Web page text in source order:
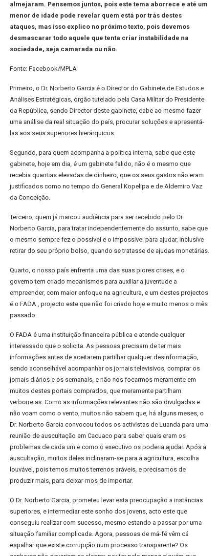
almejaram. Pensemos juntos, pois este tema aborrece e até um
menor de idade pode revelar quem está por trás destes
ataques, mas isso explico no próximo texto, pois devemos
desmascarar todo aquele que tenta criar instabilidade na
sociedade, seja camarada ou não.
Fonte: Facebook/MPLA
Primeiro, o Dr. Norberto Garcia é o Director do Gabinete de Estudos e
Análises Estratégicas, órgão tutelado pela Casa Militar do Presidente
da República, sendo Director deste gabinete, cabe ao mesmo fazer
uma análise da real situação do país, procurar soluções e apresentá-
las aos seus superiores hierárquicos.
Segundo, para quem acompanha a política interna, sabe que este
gabinete, hoje em dia, é um gabinete falido, não é o mesmo que
recebia quantias elevadas de dinheiro, que os seus gastos não eram
justificados como no tempo do General Kopelipa e de Aldemiro Vaz
da Conceição.
Terceiro, quem já marcou audiência para ser recebido pelo Dr.
Norberto Garcia, para tratar independentemente do assunto, sabe que
o mesmo sempre fez o possível e o impossível para ajudar, inclusive
retirar do seu próprio bolso, quando se tratasse de ajudas monetárias.
Quarto, o nosso país enfrenta uma das suas piores crises, e o
governo tem criado mecanismos para auxiliar a juventude a
empreender, com maior enfoque na agricultura, e um destes projectos
é o FADA , projecto este que não foi criado hoje e muito menos o mês
passado.
O FADA é uma instituição financeira pública e atende qualquer
interessado que o solicita. As pessoas precisam de ter mais
informações antes de aceitarem partilhar qualquer desinformação,
sendo aconselhável acompanhar os jornais televisivos, comprar os
jornais diários e os semanais, e não nos focarmos meramente em
muitos destes portais comprados, que meramente partilham
verborreias. Como as informações relevantes não são divulgadas e
não voam como o vento, muitos não sabem que, há alguns meses, o
Dr. Norberto Garcia convocou todos os activistas de Luanda para uma
reunião de auscultação em Cacuaco para saber quais eram os
problemas de cada um e como o executivo os poderia ajudar. Após a
auscultação, muitos deles inclinaram-se para a agricultura, escolha
louvável, pois temos muitos terrenos aráveis, e precisamos de
produzir mais, para deixar-mos de importar.
O Dr. Norberto Garcia, prometeu levar esta preocupação a instâncias
superiores, e intermediar este sonho dos jovens, acto este que
conseguiu realizar com sucesso, mesmo estando a passar por uma
situação familiar complicada. Agora, pessoas de má-fé vêm cá
espalhar que existe corrupção num processo transparente? Os